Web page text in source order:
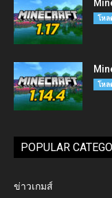
โหล
โหล
POPULAR
ข่าวเกมส์